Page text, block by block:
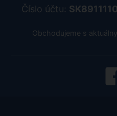
Číslo účtu:
Obchodujeme s